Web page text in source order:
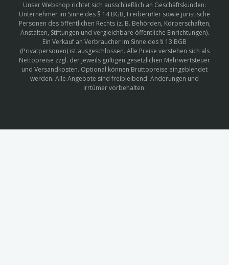
Unser Webshop richtet sich ausschließlich an Geschäftskunden:
Unternehmer im Sinne des § 14 BGB, Freiberufler sowie juristische
Personen des öffentlichen Rechts (z. B. Behörden, Körperschaften,
Anstalten, Stiftungen und vergleichbare öffentliche Einrichtungen).
Ein Verkauf an Verbraucher im Sinne des § 13 BGB
(Privatpersonen) ist ausgeschlossen. Alle Preise verstehen sich als
Nettopreise zzgl. der jeweils gültigen gesetzlichen Mehrwertsteuer
und Versandkosten. Optional können Bruttopreise eingeblendet
werden. Alle Angebote sind freibleibend. Änderungen und
Irrtümer vorbehalten.